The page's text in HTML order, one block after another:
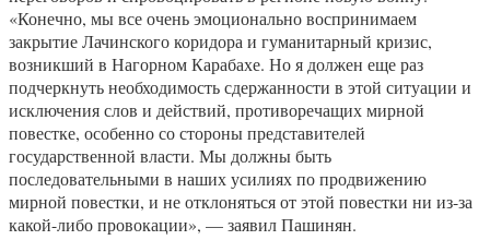
«Конечно, мы все очень эмоционально воспринимаем
закрытие Лачинского коридора и гуманитарный кризис,
возникший в Нагорном Карабахе. Но я должен еще раз
подчеркнуть необходимость сдержанности в этой ситуации и
исключения слов и действий, противоречащих мирной
повестке, особенно со стороны представителей
государственной власти. Мы должны быть
последовательными в наших усилиях по продвижению
мирной повестки, и не отклоняться от этой повестки ни из-за
какой-либо провокации», — заявил Пашинян.